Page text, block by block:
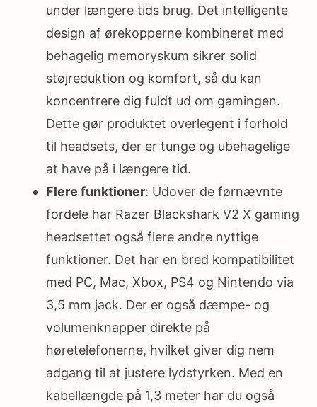
under længere tids brug. Det intelligente
design af ørekopperne kombineret med
behagelig memoryskum sikrer solid
støjreduktion og komfort, så du kan
koncentrere dig fuldt ud om gamingen.
Dette gør produktet overlegent i forhold
til headsets, der er tunge og ubehagelige
at have på i længere tid.
Flere funktioner: Udover de førnævnte
fordele har Razer Blackshark V2 X gaming
headsettet også flere andre nyttige
funktioner. Det har en bred kompatibilitet
med PC, Mac, Xbox, PS4 og Nintendo via
3,5 mm jack. Der er også dæmpe- og
volumenknapper direkte på
høretelefonerne, hvilket giver dig nem
adgang til at justere lydstyrken. Med en
kabellængde på 1,3 meter har du også